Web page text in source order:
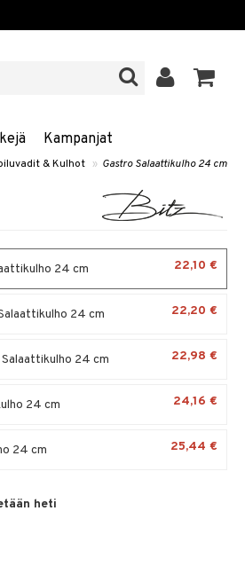
Kampanjat
& Kulhot » Gastro Salaattikulho 24 cm
24 cm 22,10 €
24 cm 22,20 €
24 cm 22,98 €
24 cm 24,16 €
24 cm 25,44 €
heti